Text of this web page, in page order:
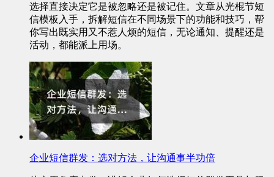
选择直接决定它是被忽略还是被记住。文章从光棍节短
信模板入手，拆解短信在不同场景下的功能和技巧，帮
你写出既实用又不惹人烦的短信，无论通知、提醒还是
活动，都能派上用场。
企业短信群发：选对方法，让沟通事半功倍